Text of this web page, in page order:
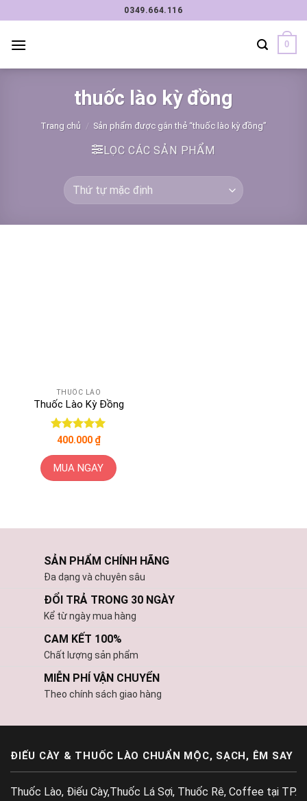
đến
nội
0349.664.116
0
thuốc lào kỳ đồng
Trang chủ / Sản phẩm được gắn thẻ “thuốc lào kỳ đồng”
LỌC CÁC SẢN PHẨM
THUỐC LÀO
Thuốc Lào Kỳ Đồng
Được xếp
sao
400.000 ₫
MUA NGAY
SẢN PHẨM CHÍNH HÃNG
Đa dạng và chuyên sâu
ĐỔI TRẢ TRONG 30 NGÀY
Kể từ ngày mua hàng
CAM KẾT 100%
Chất lượng sản phẩm
MIỄN PHÍ VẬN CHUYỂN
Theo chính sách giao hàng
ĐIẾU CÀY & THUỐC LÀO CHUẨN MỘC, SẠCH, ÊM SAY
Thuốc Lào, Điếu Cày,Thuốc Lá Sợi, Thuốc Rê, Coffee tại TP.